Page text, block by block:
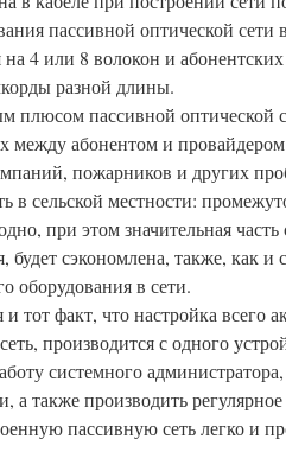
пассивной оптической сети
на 4 или 8 волокон и
разной длины.
пассивной оптической
абонентом и провайдером
пожарников и других
в сельской местности:
при этом значительная
будет сэкономлена, также, как
оборудования в сети.
тот факт, что настройка всего
производится с одного
системного
а также производить
пассивную сеть легко и